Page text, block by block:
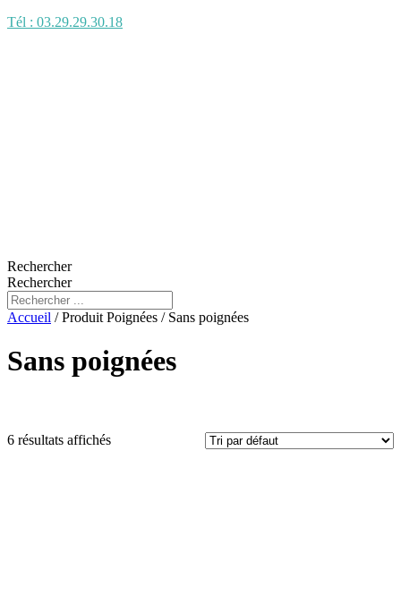
Tél : 03.29.29.30.18
Rechercher
Rechercher
Accueil / Produit Poignées / Sans poignées
Sans poignées
6 résultats affichés